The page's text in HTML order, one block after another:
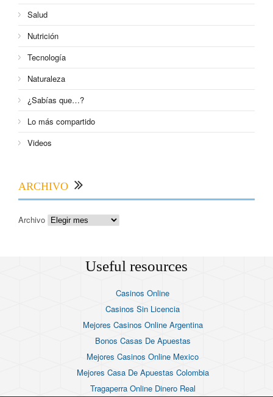
Salud
Nutrición
Tecnología
Naturaleza
¿Sabías que…?
Lo más compartido
Videos
ARCHIVO
Archivo
Useful resources
Casinos Online
Casinos Sin Licencia
Mejores Casinos Online Argentina
Bonos Casas De Apuestas
Mejores Casinos Online Mexico
Mejores Casa De Apuestas Colombia
Tragaperra Online Dinero Real